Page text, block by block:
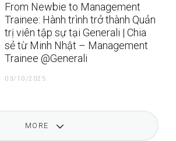
From Newbie to Management
Trainee: Hành trình trở thành Quản
trị viên tập sự tại Generali | Chia
sẻ từ Minh Nhật – Management
Trainee @Generali
03/10/2025
MORE